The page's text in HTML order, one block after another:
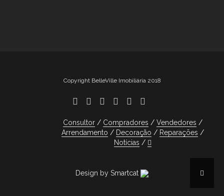
Copyright BelleVille Imobiliária 2018
Consultor Compradores
Vendedores
Arrendamento
Decoração
Reparações
Notícias
Design by Smartcat